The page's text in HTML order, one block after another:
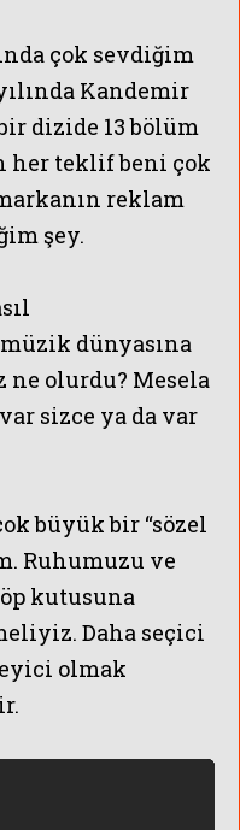
çok sevdiğim
Kandemir
dizide 13 bölüm
her teklif beni çok
reklam
şey.
dünyasına
olurdu? Mesela
sizce ya da var
büyük bir “sözel
Ruhumuzu ve
kutusuna
Daha seçici
olmak